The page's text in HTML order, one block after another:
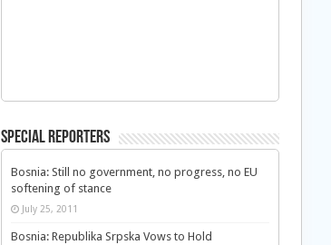
Special Reporters
Bosnia: Still no government, no progress, no EU
softening of stance
July 25, 2011
Bosnia: Republika Srpska Vows to Hold